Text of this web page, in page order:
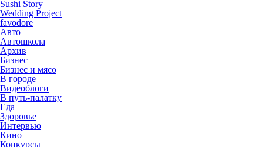
Sushi Story
Wedding Project
favodore
Авто
Автошкола
Архив
Бизнес
Бизнес и мясо
В городе
Видеоблоги
В путь-палатку
Еда
Здоровье
Интервью
Кино
Конкурсы